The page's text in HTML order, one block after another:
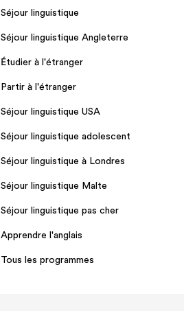
Séjour linguistique
Séjour linguistique Angleterre
Étudier à l'étranger
Partir à l'étranger
Séjour linguistique USA
Séjour linguistique adolescent
Séjour linguistique à Londres
Séjour linguistique Malte
Séjour linguistique pas cher
Apprendre l'anglais
Tous les programmes